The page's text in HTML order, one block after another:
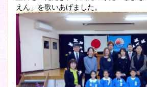
えん」を歌いあげました。